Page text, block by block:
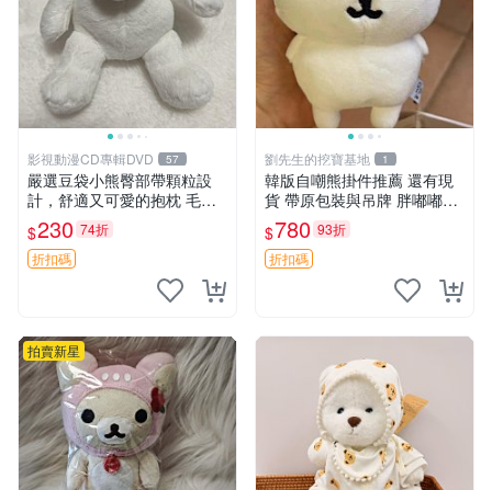
影視動漫CD專輯DVD 57
嚴選豆袋小熊臀部帶顆粒設
計，舒適又可愛的抱枕 毛絨
抱枕、臀部按摩、坐墊
$230 74折
折扣碼
劉先生的挖寶基地 1
韓版自嘲熊掛件推薦 還有現
貨 帶原包裝與吊牌 胖嘟嘟超
可愛 毛絨手感佳 小熊掛件 自
嘲抱枕 小熊抱枕
$780 93折
折扣碼
拍賣新星